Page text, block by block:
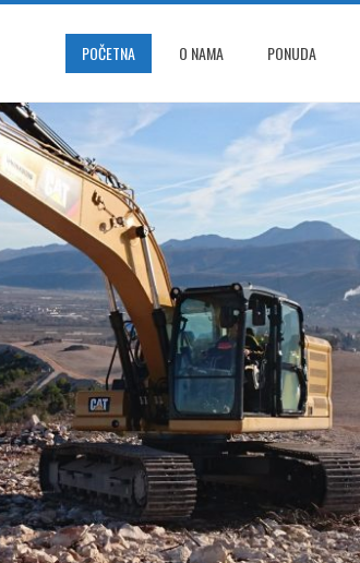
POČETNA O NAMA PONUDA